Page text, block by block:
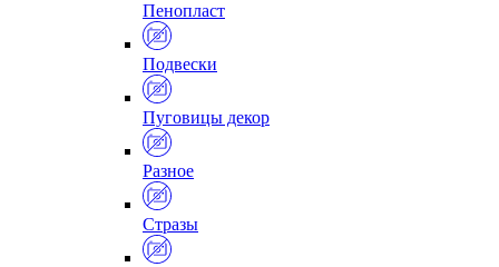
Пенопласт
Подвески
Пуговицы декор
Разное
Стразы